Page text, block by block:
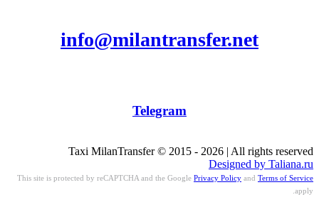
info@milantransfer.net
Telegram
Taxi MilanTransfer © 2015 - 2026 | All rights reserved
Designed by Taliana.ru
This site is protected by reCAPTCHA and the Google Privacy Policy and Terms of Service
apply.